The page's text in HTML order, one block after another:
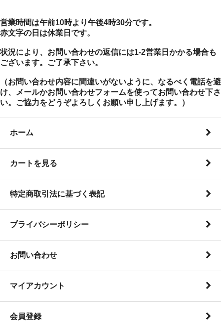
営業時間は午前10時より午後4時30分です。
赤文字の日は休業日です。
状況により、お問い合わせの返信には1-2営業日かかる場合も
ございます。ご了承下さい。
（お問い合わせ内容に間違いがないように、なるべく電話を避
け、メールかお問い合わせフォームを使ってお問い合わせ下さ
い。ご協力をどうぞよろしくお願い申し上げます。）
ホーム
カートを見る
特定商取引法に基づく表記
プライバシーポリシー
お問い合わせ
マイアカウント
会員登録